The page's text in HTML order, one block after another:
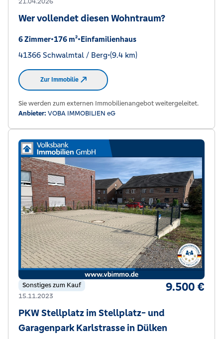
Wer vollendet diesen Wohntraum?
6 Zimmer•176 m²•Einfamilienhaus
41366 Schwalmtal / Berg•(9.4 km)
Zur Immobilie
Sie werden zum externen Immobilienangebot weitergeleitet.
Anbieter: VOBA IMMOBILIEN eG
Sonstiges zum Kauf
15.11.2023
9.500 €
PKW Stellplatz im Stellplatz- und
Garagenpark Karlstrasse in Dülken